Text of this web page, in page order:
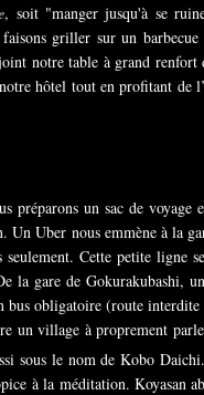
, soit "manger jusqu'à se
griller sur un
notre table à grand renfort
hôtel tout en profitant de
préparons un sac de
Uber nous emmène à la
Cette petite ligne
la gare de Gokurakubashi,
obligatoire (route
un village à proprement
sous le nom de Kobo
à la méditation. Koyasan